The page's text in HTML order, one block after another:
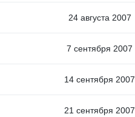
24 августа 2007
7 сентября 2007
14 сентября 2007
21 сентября 2007